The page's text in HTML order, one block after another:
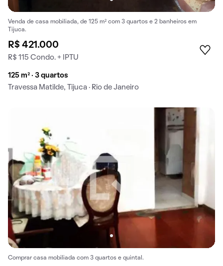
Venda de casa mobiliada, de 125 m² com 3 quartos e 2 banheiros em
Tijuca.
R$ 421.000
R$ 115 Condo. + IPTU
125 m² · 3 quartos
Travessa Matilde, Tijuca · Rio de Janeiro
Comprar casa mobiliada com 3 quartos e quintal.